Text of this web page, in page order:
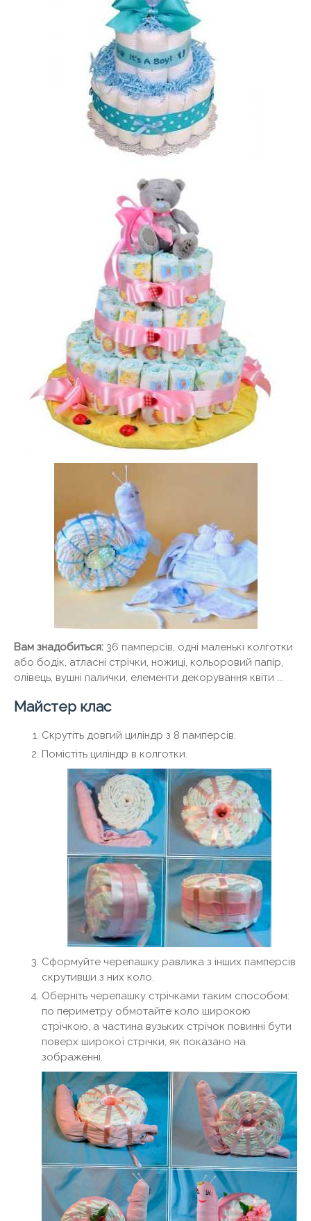
Вам знадобиться: 36 памперсів, одні маленькі колготки
або бодік, атласні стрічки, ножиці, кольоровий папір,
олівець, вушні палички, елементи декорування квіти ...
Майстер клас
Скрутіть довгий циліндр з 8 памперсів.
Помістіть циліндр в колготки.
Сформуйте черепашку равлика з інших памперсів
скрутивши з них коло.
Оберніть черепашку стрічками таким способом:
по периметру обмотайте коло широкою
стрічкою, а частина вузьких стрічок повинні бути
поверх широкої стрічки, як показано на
зображенні.